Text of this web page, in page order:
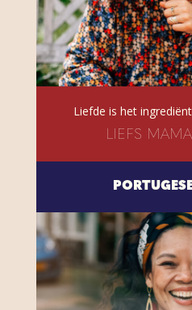
Liefde is het
LIEFS